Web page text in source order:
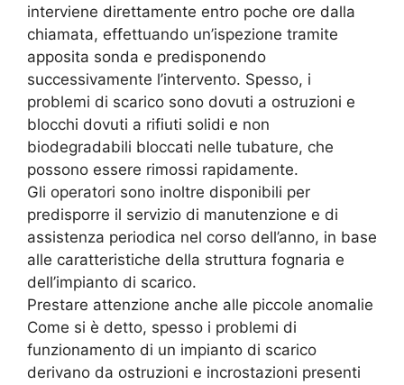
interviene direttamente entro poche ore dalla
chiamata, effettuando un’ispezione tramite
apposita sonda e predisponendo
successivamente l’intervento. Spesso, i
problemi di scarico sono dovuti a ostruzioni e
blocchi dovuti a rifiuti solidi e non
biodegradabili bloccati nelle tubature, che
possono essere rimossi rapidamente.
Gli operatori sono inoltre disponibili per
predisporre il servizio di manutenzione e di
assistenza periodica nel corso dell’anno, in base
alle caratteristiche della struttura fognaria e
dell’impianto di scarico.
Prestare attenzione anche alle piccole anomalie
Come si è detto, spesso i problemi di
funzionamento di un impianto di scarico
derivano da ostruzioni e incrostazioni presenti